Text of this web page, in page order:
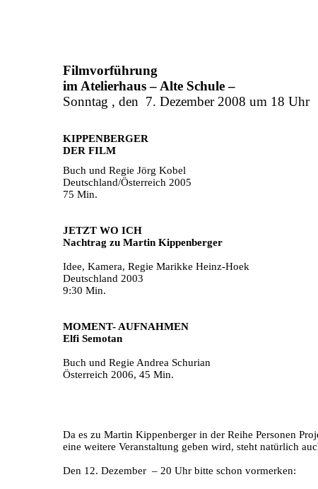
Filmvorführung
im Atelierhaus – Alte Schule –
Sonntag , den 7. Dezember 2008 um 18 Uhr
KIPPENBERGER
DER FILM
Buch und Regie Jörg Kobel
Deutschland/Österreich 2005
75 Min.
JETZT WO ICH
Nachtrag zu Martin Kippenberger
Idee, Kamera, Regie Marikke Heinz-Hoek
Deutschland 2003
9:30 Min.
MOMENT- AUFNAHMEN
Elfi Semotan
Buch und Regie Andrea Schurian
Österreich 2006, 45 Min.
Da es zu Martin Kippenberger in der Reihe Personen
eine weitere Veranstaltung geben wird, steht natürlich
Den 12. Dezember – 20 Uhr bitte schon vormerken: